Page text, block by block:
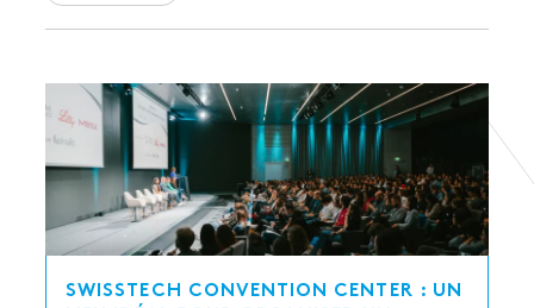
SWISSTECH CONVENTION CENTER : UN